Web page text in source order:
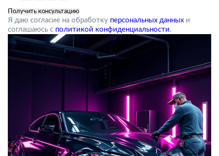
Я даю согласие на обработку персональных данных и
соглашаюсь с политикой конфиденциальности.